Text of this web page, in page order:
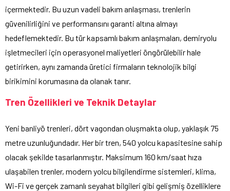
içermektedir. Bu uzun vadeli bakım anlaşması, trenlerin
güvenilirliğini ve performansını garanti altına almayı
hedeflemektedir. Bu tür kapsamlı bakım anlaşmaları, demiryolu
işletmecileri için operasyonel maliyetleri öngörülebilir hale
getirirken, aynı zamanda üretici firmaların teknolojik bilgi
birikimini korumasına da olanak tanır.
Tren Özellikleri ve Teknik Detaylar
Yeni banliyö trenleri, dört vagondan oluşmakta olup, yaklaşık 75
metre uzunluğundadır. Her bir tren, 540 yolcu kapasitesine sahip
olacak şekilde tasarlanmıştır. Maksimum 160 km/saat hıza
ulaşabilen trenler, modern yolcu bilgilendirme sistemleri, klima,
Wi-Fi ve gerçek zamanlı seyahat bilgileri gibi gelişmiş özelliklere